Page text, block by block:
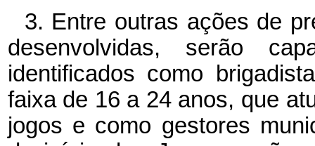
3. Entre outras ações de
desenvolvidas, serão
identificados como
faixa de 16 a 24 anos, que
jogos e como gestores